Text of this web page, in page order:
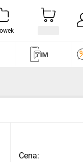
Cena: